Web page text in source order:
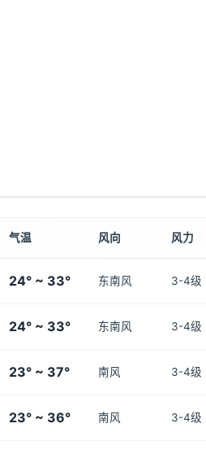
气温 风向 风力
24° ~ 33° 东南风 3-4级
24° ~ 33° 东南风 3-4级
23° ~ 37° 南风 3-4级
23° ~ 36° 南风 3-4级